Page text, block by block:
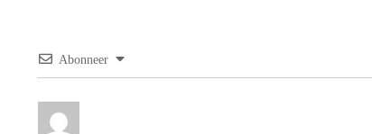
Abonneer